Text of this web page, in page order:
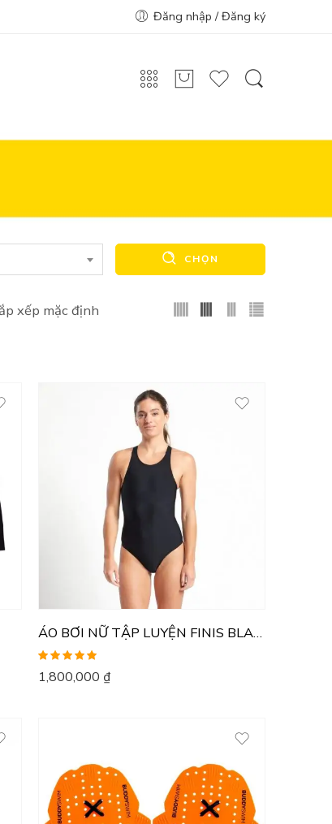
Đăng nhập / Đăng ký
CHỌN
ÁO BƠI NỮ TẬP LUYỆN FINIS BLADEBACK SOLID
Được xếp
hạng5.00 5
1,800,000 ₫